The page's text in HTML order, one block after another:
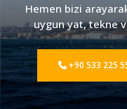
Hemen bizi
uygun yat, tekne
+90 533 225